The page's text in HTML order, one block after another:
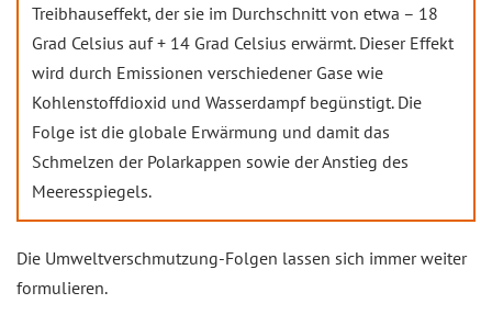
Treibhauseffekt, der sie im Durchschnitt von etwa – 18
Grad Celsius auf + 14 Grad Celsius erwärmt. Dieser Effekt
wird durch Emissionen verschiedener Gase wie
Kohlenstoffdioxid und Wasserdampf begünstigt. Die
Folge ist die globale Erwärmung und damit das
Schmelzen der Polarkappen sowie der Anstieg des
Meeresspiegels.
Die Umweltverschmutzung-Folgen lassen sich immer weiter
formulieren.